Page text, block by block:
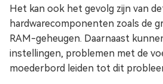
Het kan ook het gevolg zijn van
hardwarecomponenten zoals de
RAM-geheugen. Daarnaast
instellingen, problemen met de
moederbord leiden tot dit